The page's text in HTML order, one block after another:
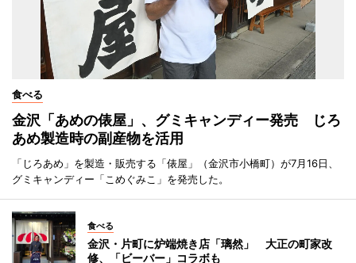
食べる
金沢「あめの俵屋」、グミキャンディー発売 じろ
あめ製造時の副産物を活用
「じろあめ」を製造・販売する「俵屋」（金沢市小橋町）が7月16日、
グミキャンディー「こめぐみこ」を発売した。
食べる
金沢・片町に炉端焼き店「璃然」 大正の町家改
修、「ビーバー」コラボも